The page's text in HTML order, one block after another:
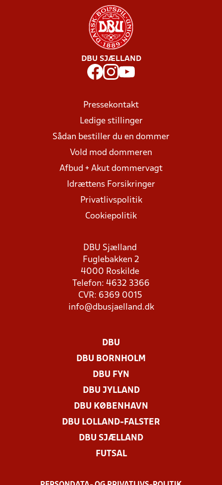
DBU SJÆLLAND
Pressekontakt
Ledige stillinger
Sådan bestiller du en dommer
Vold mod dommeren
Afbud + Akut dommervagt
Idrættens Forsikringer
Privatlivspolitik
Cookiepolitik
DBU Sjælland
Fuglebakken 2
4000 Roskilde
Telefon: 4632 3366
CVR: 6369 0015
info@dbusjaelland.dk
DBU
DBU BORNHOLM
DBU FYN
DBU JYLLAND
DBU KØBENHAVN
DBU LOLLAND-FALSTER
DBU SJÆLLAND
FUTSAL